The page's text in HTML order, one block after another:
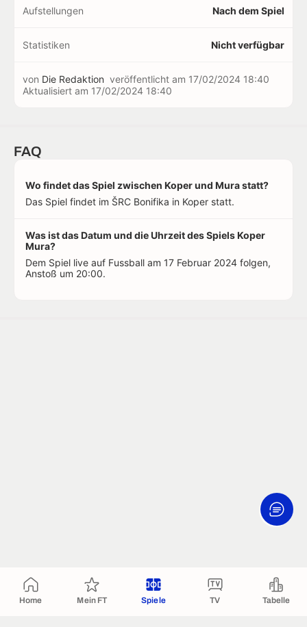
Home Mein FT Spiele TV Tabelle
Aufstellungen Nach dem Spiel
Statistiken Nicht verfügbar
von Die Redaktion veröffentlicht am 17/02/2024 18:40
Aktualisiert am 17/02/2024 18:40
FAQ
Wo findet das Spiel zwischen Koper und Mura statt?
Das Spiel findet im ŠRC Bonifika in Koper statt.
Was ist das Datum und die Uhrzeit des Spiels Koper
Mura?
Dem Spiel live auf Fussball am 17 Februar 2024 folgen,
Anstoß um 20:00.